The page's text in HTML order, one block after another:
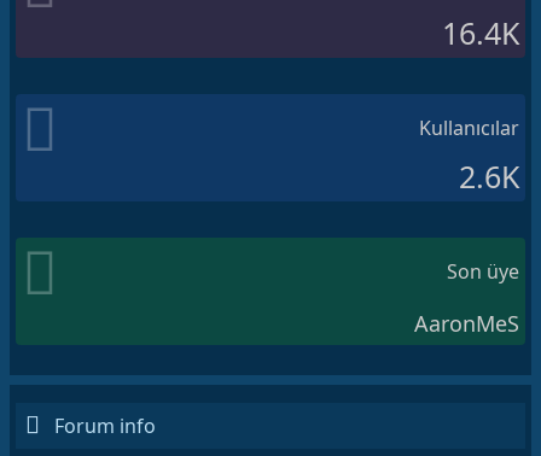
16.4K
Kullanıcılar
2.6K
Son üye
AaronMeS
Forum info